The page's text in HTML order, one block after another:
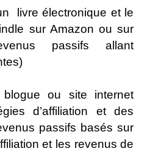
livre électronique et le
sur Amazon ou sur
passifs allant
ou site internet
d’affiliation et des
passifs basés sur
et les revenus de